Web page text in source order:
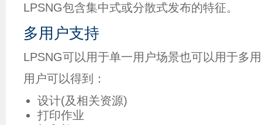
LPSNG包含集中式或分散式发布的特征。
多用户支持
LPSNG可以用于单一用户场景也可以用于多
用户可以得到：
设计(及相关资源)
打印作业